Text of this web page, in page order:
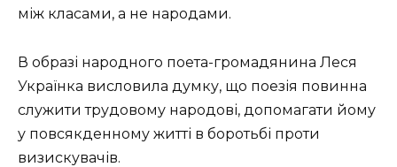
між класами, а не народами.
В образі народного поета-громадянина Леся
Українка висловила думку, що поезія повинна
служити трудовому народові, допомагати йому
у повсякденному житті в боротьбі проти
визискувачів.